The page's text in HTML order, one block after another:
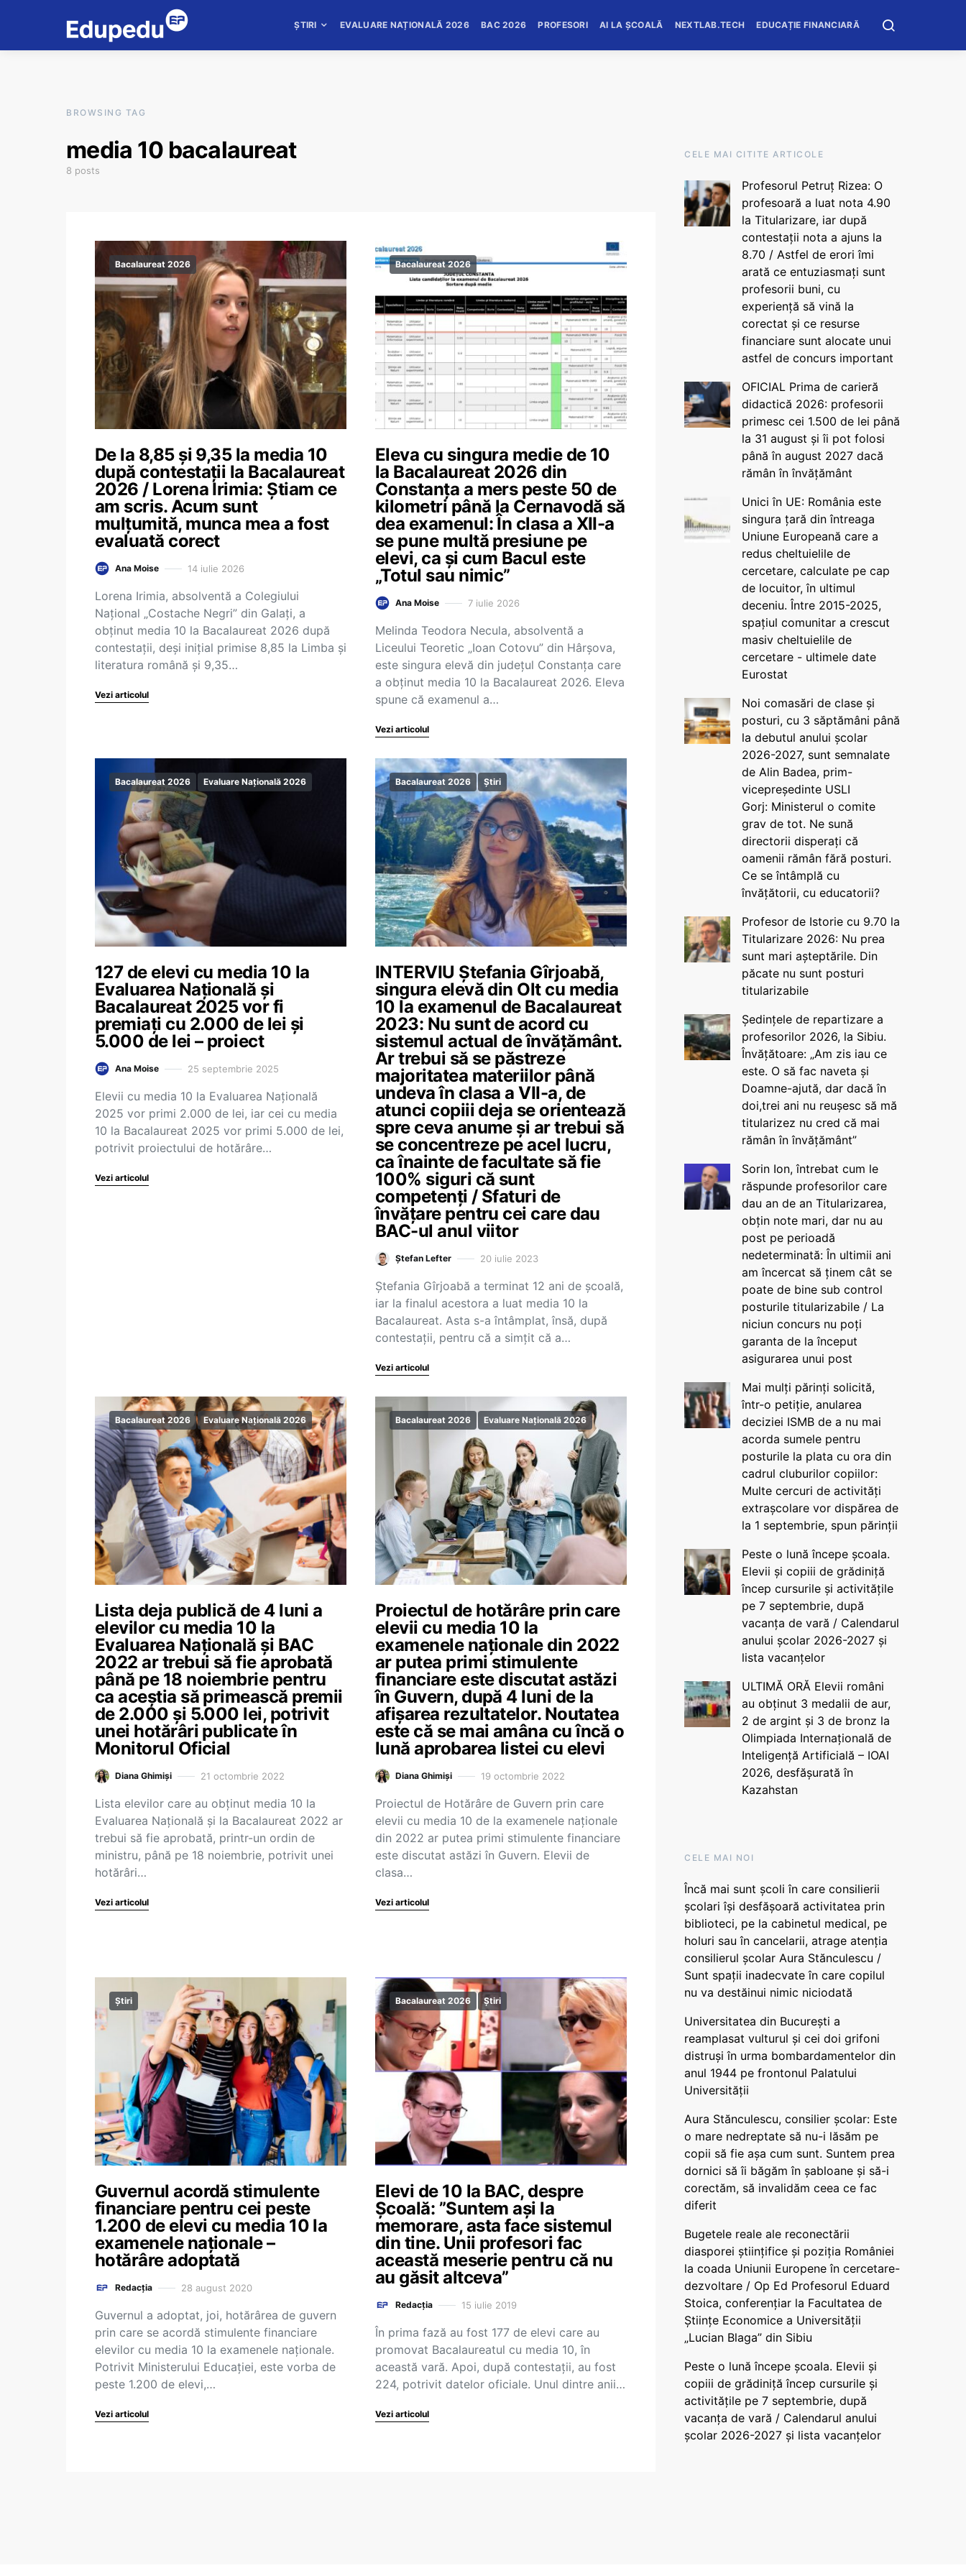
ȘTIRI EVALUARE NAȚIONALĂ 2026 BAC 2026 PROFESORI AI LA ȘCOALĂ NEXTLAB.TECH EDUCAȚIE FINANCIARĂ
BROWSING TAG
media 10 bacalaureat
8 posts
Bacalaureat 2026
De la 8,85 și 9,35 la media 10
după contestații la Bacalaureat
2026 / Lorena Irimia: Știam ce
am scris. Acum sunt
mulțumită, munca mea a fost
evaluată corect
Ana Moise 14 iulie 2026
Lorena Irimia, absolventă a Colegiului
Național „Costache Negri” din Galați, a
obținut media 10 la Bacalaureat 2026 după
contestații, deși inițial primise 8,85 la Limba și
literatura română și 9,35…
Vezi articolul
Bacalaureat 2026
Eleva cu singura medie de 10
la Bacalaureat 2026 din
Constanța a mers peste 50 de
kilometri până la Cernavodă să
dea examenul: În clasa a XII-a
se pune multă presiune pe
elevi, ca și cum Bacul este
„Totul sau nimic”
Ana Moise 7 iulie 2026
Melinda Teodora Necula, absolventă a
Liceului Teoretic „Ioan Cotovu” din Hârșova,
este singura elevă din județul Constanța care
a obținut media 10 la Bacalaureat 2026. Eleva
spune că examenul a…
Vezi articolul
Bacalaureat 2026 Evaluare Națională 2026
127 de elevi cu media 10 la
Evaluarea Națională și
Bacalaureat 2025 vor fi
premiați cu 2.000 de lei și
5.000 de lei – proiect
Ana Moise 25 septembrie 2025
Elevii cu media 10 la Evaluarea Națională
2025 vor primi 2.000 de lei, iar cei cu media
10 la Bacalaureat 2025 vor primi 5.000 de lei,
potrivit proiectului de hotărâre…
Vezi articolul
Bacalaureat 2026 Știri
INTERVIU Ștefania Gîrjoabă,
singura elevă din Olt cu media
10 la examenul de Bacalaureat
2023: Nu sunt de acord cu
sistemul actual de învățământ.
Ar trebui să se păstreze
majoritatea materiilor până
undeva în clasa a VII-a, de
atunci copiii deja se orientează
spre ceva anume și ar trebui să
se concentreze pe acel lucru,
ca înainte de facultate să fie
100% siguri că sunt
competenți / Sfaturi de
învățare pentru cei care dau
BAC-ul anul viitor
Ștefan Lefter 20 iulie 2023
Ștefania Gîrjoabă a terminat 12 ani de școală,
iar la finalul acestora a luat media 10 la
Bacalaureat. Asta s-a întâmplat, însă, după
contestații, pentru că a simțit că a…
Vezi articolul
Bacalaureat 2026 Evaluare Națională 2026
Lista deja publică de 4 luni a
elevilor cu media 10 la
Evaluarea Națională și BAC
2022 ar trebui să fie aprobată
până pe 18 noiembrie pentru
ca aceștia să primească premii
de 2.000 și 5.000 lei, potrivit
unei hotărâri publicate în
Monitorul Oficial
Diana Ghimiși 21 octombrie 2022
Lista elevilor care au obținut media 10 la
Evaluarea Națională și la Bacalaureat 2022 ar
trebui să fie aprobată, printr-un ordin de
ministru, până pe 18 noiembrie, potrivit unei
hotărâri…
Vezi articolul
Bacalaureat 2026 Evaluare Națională 2026
Proiectul de hotărâre prin care
elevii cu media 10 la
examenele naționale din 2022
ar putea primi stimulente
financiare este discutat astăzi
în Guvern, după 4 luni de la
afișarea rezultatelor. Noutatea
este că se mai amâna cu încă o
lună aprobarea listei cu elevi
Diana Ghimiși 19 octombrie 2022
Proiectul de Hotărâre de Guvern prin care
elevii cu media 10 de la examenele naționale
din 2022 ar putea primi stimulente financiare
este discutat astăzi în Guvern. Elevii de
clasa…
Vezi articolul
Știri
Guvernul acordă stimulente
financiare pentru cei peste
1.200 de elevi cu media 10 la
examenele naționale –
hotărâre adoptată
Redacția 28 august 2020
Guvernul a adoptat, joi, hotărârea de guvern
prin care se acordă stimulente financiare
elevilor cu media 10 la examenele naționale.
Potrivit Ministerului Educației, este vorba de
peste 1.200 de elevi,…
Vezi articolul
Bacalaureat 2026 Știri
Elevi de 10 la BAC, despre
Școală: ”Suntem ași la
memorare, asta face sistemul
din tine. Unii profesori fac
această meserie pentru că nu
au găsit altceva”
Redacția 15 iulie 2019
În prima fază au fost 177 de elevi care au
promovat Bacalaureatul cu media 10, în
această vară. Apoi, după contestații, au fost
224, potrivit datelor oficiale. Unul dintre anii…
Vezi articolul
CELE MAI CITITE ARTICOLE
Profesorul Petruț Rizea: O
profesoară a luat nota 4.90
la Titularizare, iar după
contestații nota a ajuns la
8.70 / Astfel de erori îmi
arată ce entuziasmați sunt
profesorii buni, cu
experiență să vină la
corectat și ce resurse
financiare sunt alocate unui
astfel de concurs important
OFICIAL Prima de carieră
didactică 2026: profesorii
primesc cei 1.500 de lei până
la 31 august și îi pot folosi
până în august 2027 dacă
rămân în învățământ
Unici în UE: România este
singura țară din întreaga
Uniune Europeană care a
redus cheltuielile de
cercetare, calculate pe cap
de locuitor, în ultimul
deceniu. Între 2015-2025,
spațiul comunitar a crescut
masiv cheltuielile de
cercetare - ultimele date
Eurostat
Noi comasări de clase și
posturi, cu 3 săptămâni până
la debutul anului școlar
2026-2027, sunt semnalate
de Alin Badea, prim-
vicepreședinte USLI
Gorj: Ministerul o comite
grav de tot. Ne sună
directorii disperați că
oamenii rămân fără posturi.
Ce se întâmplă cu
învățătorii, cu educatorii?
Profesor de Istorie cu 9.70 la
Titularizare 2026: Nu prea
sunt mari așteptările. Din
păcate nu sunt posturi
titularizabile
Ședințele de repartizare a
profesorilor 2026, la Sibiu.
Învățătoare: „Am zis iau ce
este. O să fac naveta și
Doamne-ajută, dar dacă în
doi,trei ani nu reușesc să mă
titularizez nu cred că mai
rămân în învățământ”
Sorin Ion, întrebat cum le
răspunde profesorilor care
dau an de an Titularizarea,
obțin note mari, dar nu au
post pe perioadă
nedeterminată: În ultimii ani
am încercat să ținem cât se
poate de bine sub control
posturile titularizabile / La
niciun concurs nu poți
garanta de la început
asigurarea unui post
Mai mulți părinți solicită,
într-o petiție, anularea
deciziei ISMB de a nu mai
acorda sumele pentru
posturile la plata cu ora din
cadrul cluburilor copiilor:
Multe cercuri de activități
extrașcolare vor dispărea de
la 1 septembrie, spun părinții
Peste o lună începe școala.
Elevii și copiii de grădiniță
încep cursurile și activitățile
pe 7 septembrie, după
vacanța de vară / Calendarul
anului școlar 2026-2027 și
lista vacanțelor
ULTIMĂ ORĂ Elevii români
au obținut 3 medalii de aur,
2 de argint și 3 de bronz la
Olimpiada Internațională de
Inteligență Artificială – IOAI
2026, desfășurată în
Kazahstan
CELE MAI NOI
Încă mai sunt școli în care consilierii
școlari își desfășoară activitatea prin
biblioteci, pe la cabinetul medical, pe
holuri sau în cancelarii, atrage atenția
consilierul școlar Aura Stănculescu /
Sunt spații inadecvate în care copilul
nu va destăinui nimic niciodată
Universitatea din București a
reamplasat vulturul și cei doi grifoni
distruși în urma bombardamentelor din
anul 1944 pe frontonul Palatului
Universității
Aura Stănculescu, consilier școlar: Este
o mare nedreptate să nu-i lăsăm pe
copii să fie așa cum sunt. Suntem prea
dornici să îi băgăm în șabloane și să-i
corectăm, să invalidăm ceea ce fac
diferit
Bugetele reale ale reconectării
diasporei științifice și poziția României
la coada Uniunii Europene în cercetare-
dezvoltare / Op Ed Profesorul Eduard
Stoica, conferențiar la Facultatea de
Științe Economice a Universității
„Lucian Blaga” din Sibiu
Peste o lună începe școala. Elevii și
copiii de grădiniță încep cursurile și
activitățile pe 7 septembrie, după
vacanța de vară / Calendarul anului
școlar 2026-2027 și lista vacanțelor